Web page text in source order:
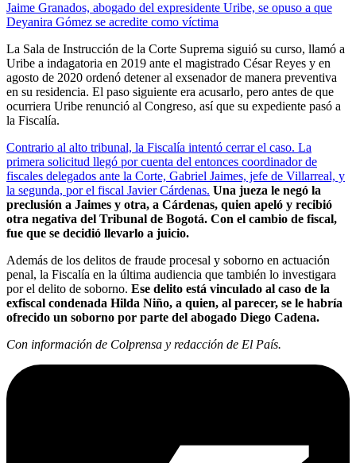
Jaime Granados, abogado del expresidente Uribe, se opuso a que
Deyanira Gómez se acredite como víctima
La Sala de Instrucción de la Corte Suprema siguió su curso, llamó a
Uribe a indagatoria en 2019 ante el magistrado César Reyes y en
agosto de 2020 ordenó detener al exsenador de manera preventiva
en su residencia. El paso siguiente era acusarlo, pero antes de que
ocurriera Uribe renunció al Congreso, así que su expediente pasó a
la Fiscalía.
Contrario al alto tribunal, la Fiscalía intentó cerrar el caso. La
primera solicitud llegó por cuenta del entonces coordinador de
fiscales delegados ante la Corte, Gabriel Jaimes, jefe de Villarreal, y
la segunda, por el fiscal Javier Cárdenas. Una jueza le negó la
preclusión a Jaimes y otra, a Cárdenas, quien apeló y recibió
otra negativa del Tribunal de Bogotá. Con el cambio de fiscal,
fue que se decidió llevarlo a juicio.
Además de los delitos de fraude procesal y soborno en actuación
penal, la Fiscalía en la última audiencia que también lo investigara
por el delito de soborno. Ese delito está vinculado al caso de la
exfiscal condenada Hilda Niño, a quien, al parecer, se le habría
ofrecido un soborno por parte del abogado Diego Cadena.
Con información de Colprensa y redacción de El País.